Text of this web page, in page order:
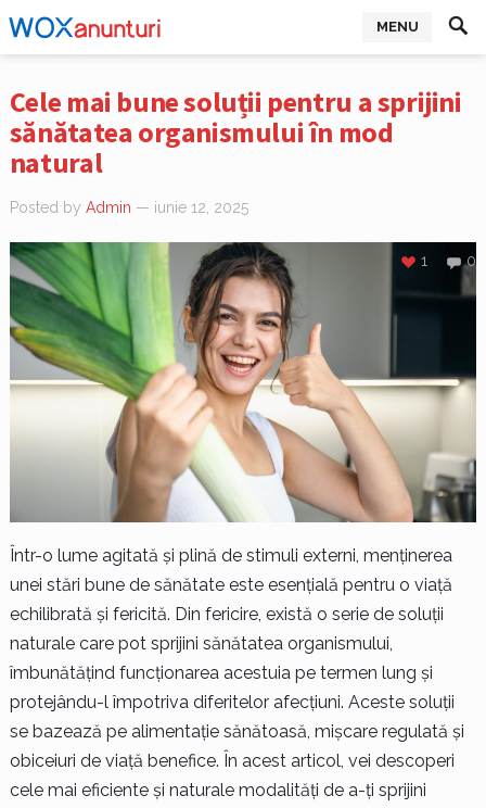
MENU
Cele mai bune soluții pentru a sprijini
sănătatea organismului în mod
natural
Posted by Admin — iunie 12, 2025
0
1
Într-o lume agitată și plină de stimuli externi, menținerea
unei stări bune de sănătate este esențială pentru o viață
echilibrată și fericită. Din fericire, există o serie de soluții
naturale care pot sprijini sănătatea organismului,
îmbunătățind funcționarea acestuia pe termen lung și
protejându-l împotriva diferitelor afecțiuni. Aceste soluții
se bazează pe alimentație sănătoasă, mișcare regulată și
obiceiuri de viață benefice. În acest articol, vei descoperi
cele mai eficiente și naturale modalități de a-ți sprijini